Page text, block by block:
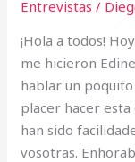
Entrevistas /
¡Hola a todos!
me hicieron
hablar un
placer hacer
han sido
vosotras.